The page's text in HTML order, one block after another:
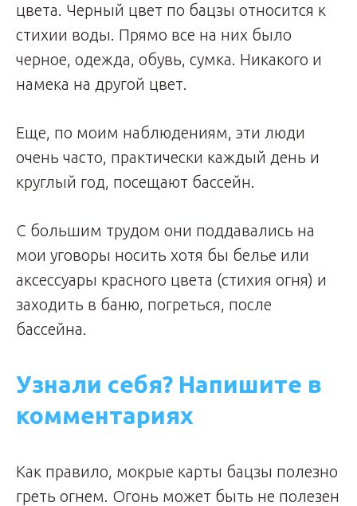
цвета. Черный цвет по бацзы относится к
стихии воды. Прямо все на них было
черное, одежда, обувь, сумка. Никакого и
намека на другой цвет.
Еще, по моим наблюдениям, эти люди
очень часто, практически каждый день и
круглый год, посещают бассейн.
С большим трудом они поддавались на
мои уговоры носить хотя бы белье или
аксессуары красного цвета (стихия огня) и
заходить в баню, погреться, после
бассейна.
Узнали себя? Напишите в
комментариях
Как правило, мокрые карты бацзы полезно
греть огнем. Огонь может быть не полезен